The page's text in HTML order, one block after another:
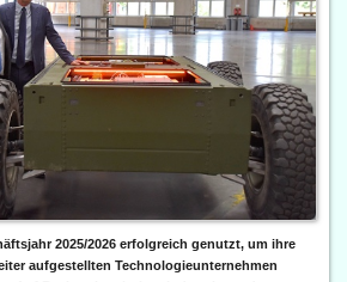
2025/2026 erfolgreich genutzt, um ihre
aufgestellten Technologieunternehmen